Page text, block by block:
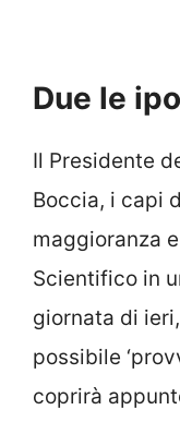
Due le
Il Presidente
Boccia, i capi
maggioranza
Scientifico in
giornata di
possibile
coprirà